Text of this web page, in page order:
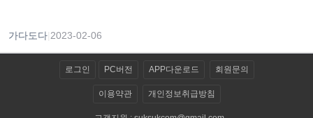
가다도다 2023-02-06
로그인 PC버전 APP다운로드 회원문의
이용약관 개인정보취급방침